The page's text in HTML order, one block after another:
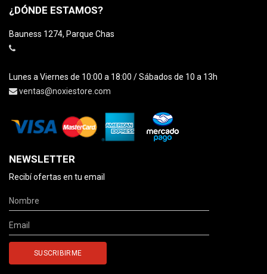
¿DÓNDE ESTAMOS?
Bauness 1274, Parque Chas
Lunes a Viernes de 10:00 a 18:00 / Sábados de 10 a 13h
ventas@noxiestore.com
NEWSLETTER
Recibí ofertas en tu email